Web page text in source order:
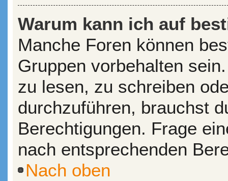
Warum kann ich auf
Manche Foren können
Gruppen vorbehalten
zu lesen, zu schreiben
durchzuführen, brauchst
Berechtigungen. Frage
nach entsprechenden
Nach oben